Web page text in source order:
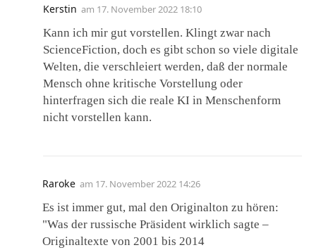
Kerstin am 17. November 2022 18:10
Kann ich mir gut vorstellen. Klingt zwar nach
ScienceFiction, doch es gibt schon so viele digitale
Welten, die verschleiert werden, daß der normale
Mensch ohne kritische Vorstellung oder
hinterfragen sich die reale KI in Menschenform
nicht vorstellen kann.
Raroke am 17. November 2022 14:26
Es ist immer gut, mal den Originalton zu hören:
"Was der russische Präsident wirklich sagte –
Originaltexte von 2001 bis 2014